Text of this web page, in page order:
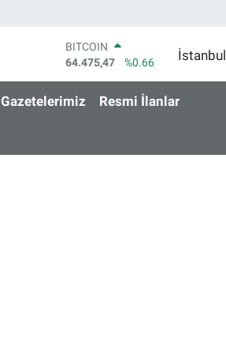
BITCOIN
64.475,47
%0.66
47,5986
%0.06
EURO
64,2438
%0.21
İstanbul
Gazetelerimiz Resmi İlanlar